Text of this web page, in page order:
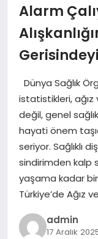
MAGAZIN
TEKNOLOJI
Alarm
Dünya Sağlık
istatistikleri, ağız
değil, genel
hayati önem
seriyor. Sağlıklı
sindirimden kalp
yaşama kadar
Türkiye’de Ağız
admin
17 Aralık